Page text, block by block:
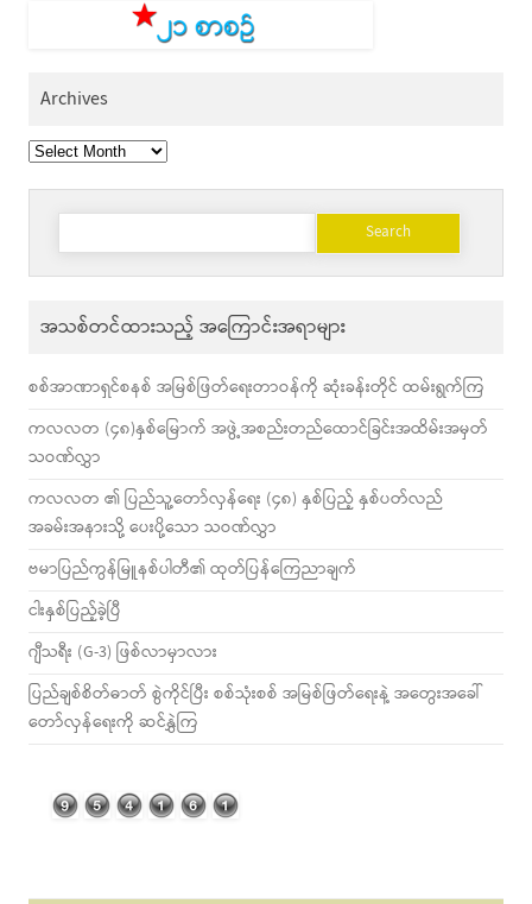
Archives
Archives
Search
အသစ်တင်ထားသည့် အကြောင်းအရာများ
စစ်အာဏာရှင်စနစ် အမြစ်ဖြတ်ရေးတာဝန်ကို ဆုံးခန်းတိုင် ထမ်းရွက်ကြ
ကလလတ (၄၈)နှစ်မြောက် အဖွဲ့အစည်းတည်ထောင်ခြင်းအထိမ်းအမှတ်
သဝဏ်လွှာ
ကလလတ ၏ ပြည်သူ့တော်လှန်ရေး (၄၈) နှစ်ပြည့် နှစ်ပတ်လည်
အခမ်းအနားသို့ ပေးပို့သော သဝဏ်လွှာ
ဗမာပြည်ကွန်မြူနစ်ပါတီ၏ ထုတ်ပြန်ကြေညာချက်
ငါးနှစ်ပြည့်ခဲ့ပြီ
ဂျီသရီး (G-3) ဖြစ်လာမှာလား
ပြည်ချစ်စိတ်ဓာတ် စွဲကိုင်ပြီး စစ်သုံးစစ် အမြစ်ဖြတ်ရေးနဲ့ အတွေးအခေါ်
တော်လှန်ရေးကို ဆင်နွှဲကြ